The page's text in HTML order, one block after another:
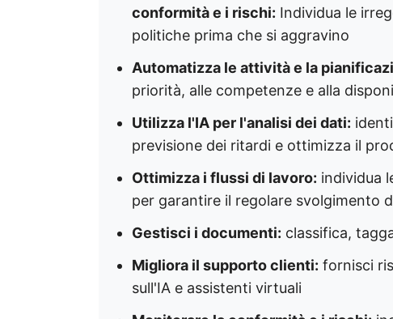
conformità e i rischi: Individua le
politiche prima che si aggravino
Automatizza le attività e la
priorità, alle competenze e alla
Utilizza l'IA per l'analisi dei dati:
previsione dei ritardi e ottimizza il
Ottimizza i flussi di lavoro: individua
per garantire il regolare svolgimento
Gestisci i documenti: classifica,
Migliora il supporto clienti: fornisci
sull'IA e assistenti virtuali